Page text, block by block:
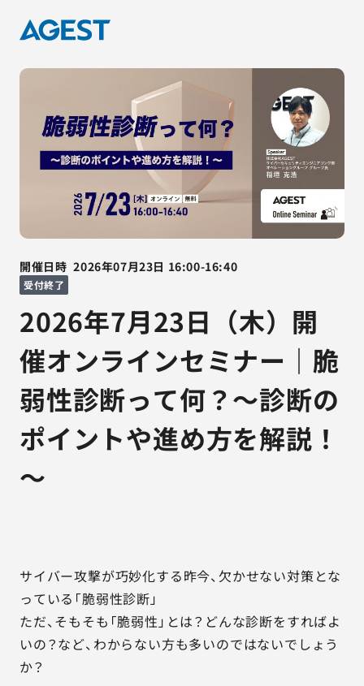
開催日時 2026年07月23日 16:00-16:40
受付終了
2026年7月23日（木）開
催オンラインセミナー｜脆
弱性診断って何？～診断の
ポイントや進め方を解説！
～
サイバー攻撃が巧妙化する昨今、欠かせない対策とな
っている「脆弱性診断」
ただ、そもそも「脆弱性」とは？どんな診断をすればよ
いの？など、わからない方も多いのではないでしょう
か？